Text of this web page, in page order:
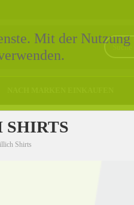
Shirts
Mit der Nutzung